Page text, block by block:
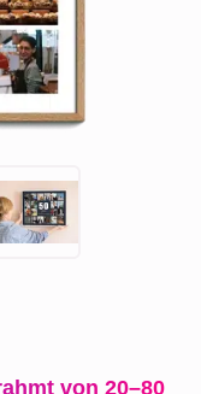
von 20–80